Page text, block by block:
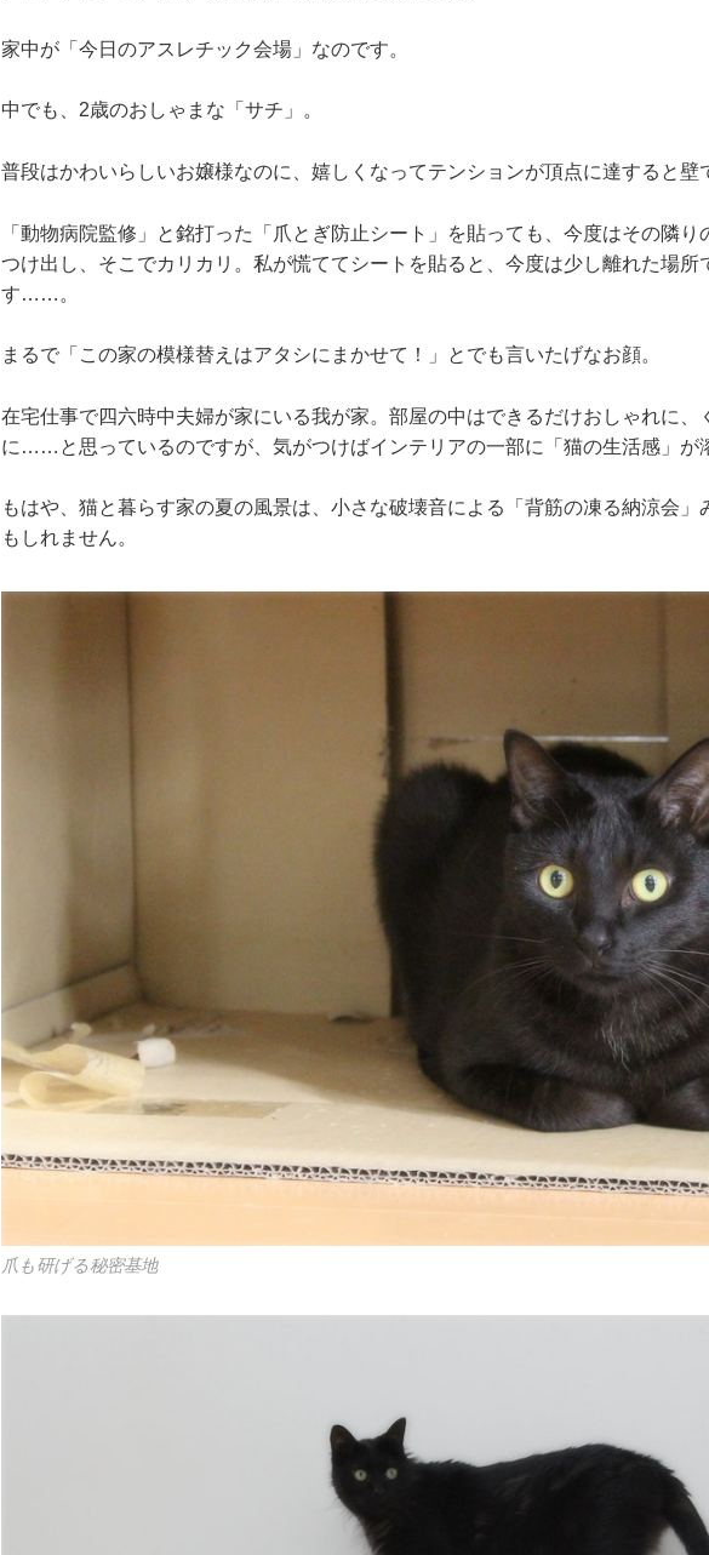
家中が「今日のアスレチック会場」なのです。
中でも、2歳のおしゃまな「サチ」。
普段はかわいらしいお嬢様なのに、嬉しくなってテンションが頂点に達すると壁
「動物病院監修」と銘打った「爪とぎ防止シート」を貼っても、今度はその隣り
つけ出し、そこでカリカリ。私が慌ててシートを貼ると、今度は少し離れた場所
す……。
まるで「この家の模様替えはアタシにまかせて！」とでも言いたげなお顔。
在宅仕事で四六時中夫婦が家にいる我が家。部屋の中はできるだけおしゃれに、
に……と思っているのですが、気がつけばインテリアの一部に「猫の生活感」が
もはや、猫と暮らす家の夏の風景は、小さな破壊音による「背筋の凍る納涼会」
もしれません。
爪も研げる秘密基地